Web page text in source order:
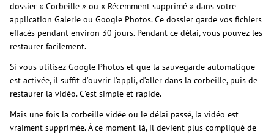
dossier « Corbeille » ou « Récemment supprimé » dans votre
application Galerie ou Google Photos. Ce dossier garde vos fichiers
effacés pendant environ 30 jours. Pendant ce délai, vous pouvez les
restaurer facilement.
Si vous utilisez Google Photos et que la sauvegarde automatique
est activée, il suffit d’ouvrir l’appli, d’aller dans la corbeille, puis de
restaurer la vidéo. C’est simple et rapide.
Mais une fois la corbeille vidée ou le délai passé, la vidéo est
vraiment supprimée. À ce moment-là, il devient plus compliqué de